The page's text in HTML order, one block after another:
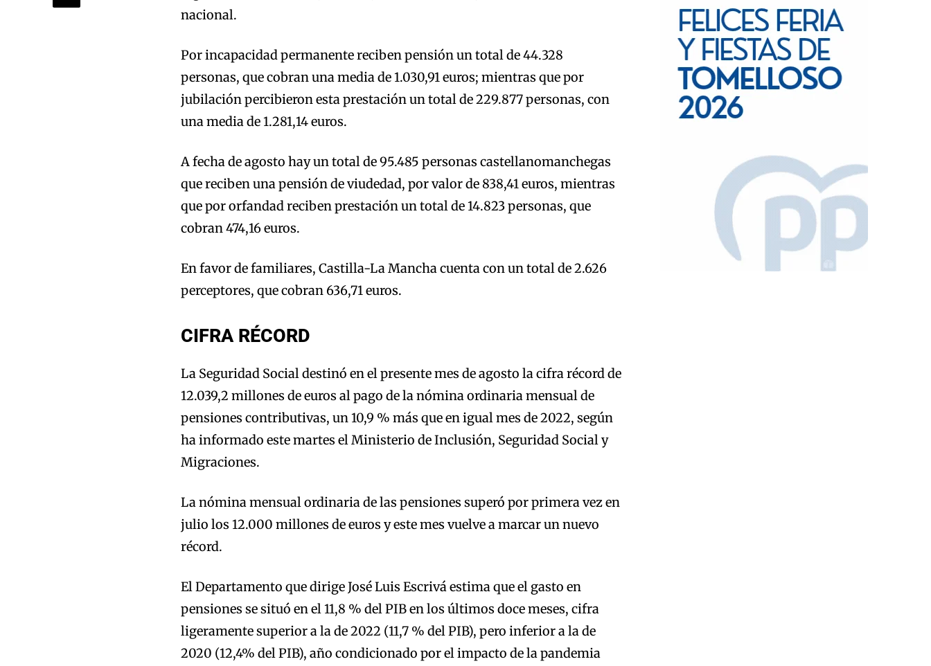
nacional.
Por incapacidad permanente reciben pensión un total de 44.328
personas, que cobran una media de 1.030,91 euros; mientras que por
jubilación percibieron esta prestación un total de 229.877 personas, con
una media de 1.281,14 euros.
A fecha de agosto hay un total de 95.485 personas castellanomanchegas
que reciben una pensión de viudedad, por valor de 838,41 euros, mientras
que por orfandad reciben prestación un total de 14.823 personas, que
cobran 474,16 euros.
En favor de familiares, Castilla-La Mancha cuenta con un total de 2.626
perceptores, que cobran 636,71 euros.
CIFRA RÉCORD
La Seguridad Social destinó en el presente mes de agosto la cifra récord de
12.039,2 millones de euros al pago de la nómina ordinaria mensual de
pensiones contributivas, un 10,9 % más que en igual mes de 2022, según
ha informado este martes el Ministerio de Inclusión, Seguridad Social y
Migraciones.
La nómina mensual ordinaria de las pensiones superó por primera vez en
julio los 12.000 millones de euros y este mes vuelve a marcar un nuevo
récord.
El Departamento que dirige José Luis Escrivá estima que el gasto en
pensiones se situó en el 11,8 % del PIB en los últimos doce meses, cifra
ligeramente superior a la de 2022 (11,7 % del PIB), pero inferior a la de
2020 (12,4% del PIB), año condicionado por el impacto de la pandemia